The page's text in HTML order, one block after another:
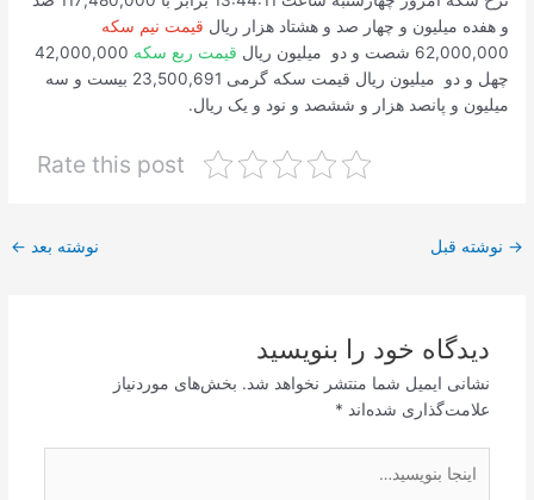
و هفده میلیون و چهار صد و هشتاد هزار ریال قیمت نیم سکه
62,000,000 شصت و دو میلیون ریال
قیمت ربع سکه 42,000,000
چهل و دو میلیون ریال قیمت سکه گرمی 23,500,691 بیست و سه
میلیون و پانصد هزار و ششصد و نود و یک ریال.
Rate this post
پیمایش
→ نوشته قبل نوشته بعد ←
دیدگاه‌ خود را بنویسید
نشانی ایمیل شما منتشر نخواهد شد. بخش‌های موردنیاز
علامت‌گذاری شده‌اند *
بنویسید…